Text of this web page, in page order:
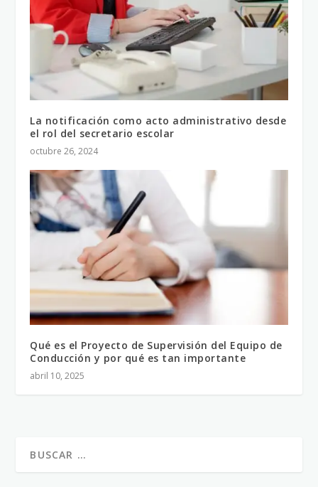
La notificación como acto administrativo desde
el rol del secretario escolar
octubre 26, 2024
Qué es el Proyecto de Supervisión del Equipo de
Conducción y por qué es tan importante
abril 10, 2025